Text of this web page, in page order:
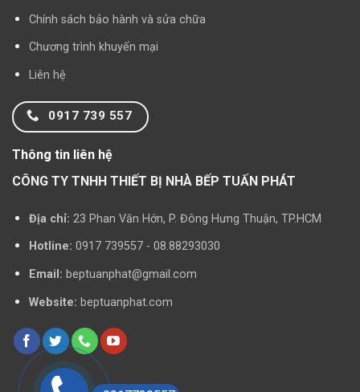
Chính sách bảo hành và sửa chữa
Chương trình khuyến mại
Liên hệ
0917 739 557
Thông tin liên hệ
CÔNG TY TNHH THIẾT BỊ NHÀ BẾP TUẤN PHÁT
Địa chỉ: 23 Phan Văn Hớn, P. Đông Hưng Thuận, TP.HCM
Hotline: 0917 739557 - 08.88293030
Email: beptuanphat@gmail.com
Website: beptuanphat.com